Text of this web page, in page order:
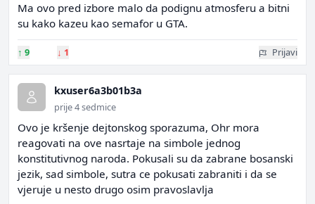
Ma ovo pred izbore malo da podignu atmosferu a bitni
su kako kazeu kao semafor u GTA.
↑ 9 ↓ 1 Prijavi
kxuser6a3b01b3a
prije 4 sedmice
Ovo je kršenje dejtonskog sporazuma, Ohr mora
reagovati na ove nasrtaje na simbole jednog
konstitutivnog naroda. Pokusali su da zabrane bosanski
jezik, sad simbole, sutra ce pokusati zabraniti i da se
vjeruje u nesto drugo osim pravoslavlja